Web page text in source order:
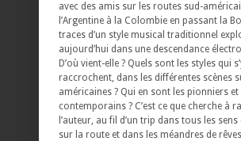
avec des amis sur les routes sud-
l’Argentine à la Colombie en passant la
traces d’un style musical traditionnel
aujourd’hui dans une descendance
D’où vient-elle ? Quels sont les styles qui
raccrochent, dans les différentes scènes
américaines ? Qui en sont les pionniers
contemporains ? C’est ce que cherche à
l’auteur, au fil d’un trip dans tous les
sur la route et dans les méandres de